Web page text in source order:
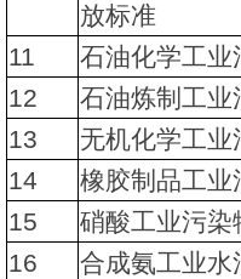
放标准
11 石油化学工业
12
石油炼制工业
13
无机化学工业
14
橡胶制品工业
15
硝酸工业污染
16
合成氨工业水